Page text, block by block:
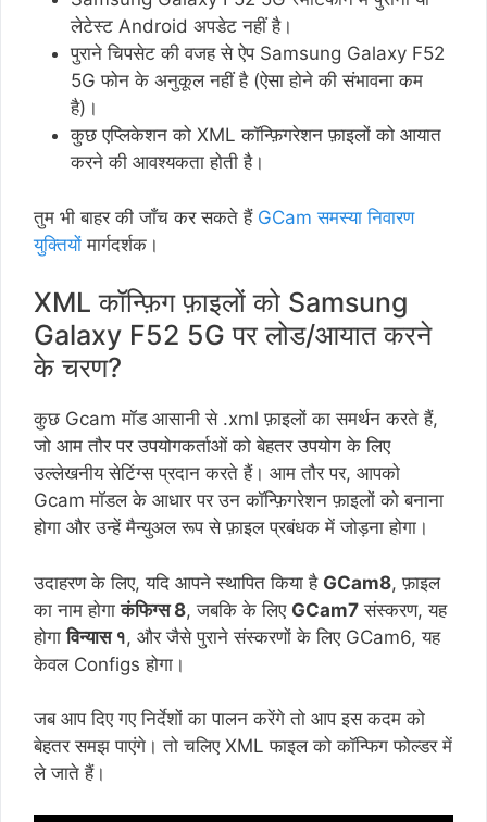
लेटेस्ट Android अपडेट नहीं है।
पुराने चिपसेट की वजह से ऐप Samsung Galaxy F52
5G फोन के अनुकूल नहीं है (ऐसा होने की संभावना कम
है)।
कुछ एप्लिकेशन को XML कॉन्फ़िगरेशन फ़ाइलों को आयात
करने की आवश्यकता होती है।
तुम भी बाहर की जाँच कर सकते हैं GCam समस्या निवारण
युक्तियों मार्गदर्शक।
XML कॉन्फ़िग फ़ाइलों को Samsung
Galaxy F52 5G पर लोड/आयात करने
के चरण?
कुछ Gcam मॉड आसानी से .xml फ़ाइलों का समर्थन करते हैं,
जो आम तौर पर उपयोगकर्ताओं को बेहतर उपयोग के लिए
उल्लेखनीय सेटिंग्स प्रदान करते हैं। आम तौर पर, आपको
Gcam मॉडल के आधार पर उन कॉन्फ़िगरेशन फ़ाइलों को बनाना
होगा और उन्हें मैन्युअल रूप से फ़ाइल प्रबंधक में जोड़ना होगा।
उदाहरण के लिए, यदि आपने स्थापित किया है GCam8, फ़ाइल
का नाम होगाकंफिग्स 8, जबकि के लिए GCam7 संस्करण, यह
होगाविन्यास १, और जैसे पुराने संस्करणों के लिए GCam6, यह
केवल Configs होगा।
जब आप दिए गए निर्देशों का पालन करेंगे तो आप इस कदम को
बेहतर समझ पाएंगे। तो चलिए XML फाइल को कॉन्फिग फोल्डर में
ले जाते हैं।